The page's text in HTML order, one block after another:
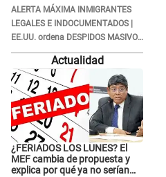
ALERTA MÁXIMA INMIGRANTES
LEGALES E INDOCUMENTADOS |
EE.UU. ordena DESPIDOS MASIVOS
y DEPORTACIONES a estos
extranjerosActualidad
¿FERIADOS LOS LUNES? El
MEF cambia de propuesta y
explica por qué ya no serían